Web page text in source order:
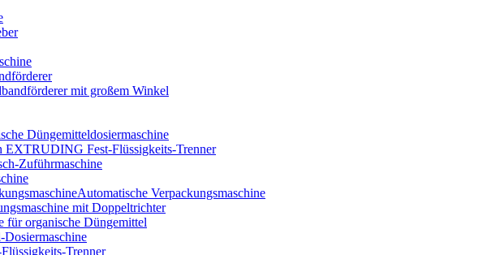
mit großem Winkel
Düngemitteldosiermaschine
EXTRUDING Fest-Flüssigkeits-Trenner
Zuführmaschine
Verpackungsmaschine
mit Doppeltrichter
für organische Düngemittel
Dosiermaschine
Trenner